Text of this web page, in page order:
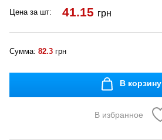
Цена за шт: 41.15 грн
Сумма: 82.3 грн
В корзину
В избранное